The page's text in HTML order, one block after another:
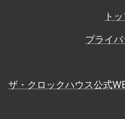
ト
プライ
ザ・クロックハウス公式